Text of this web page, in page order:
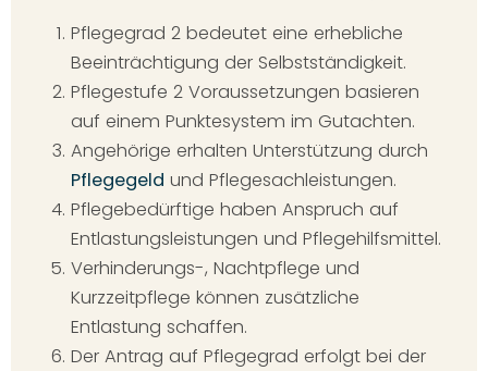
Pflegegrad 2 bedeutet eine erhebliche
Beeinträchtigung der Selbstständigkeit.
Pflegestufe 2 Voraussetzungen basieren
auf einem Punktesystem im Gutachten.
Angehörige erhalten Unterstützung durch
Pflegegeld und Pflegesachleistungen.
Pflegebedürftige haben Anspruch auf
Entlastungsleistungen und Pflegehilfsmittel.
Verhinderungs-, Nachtpflege und
Kurzzeitpflege können zusätzliche
Entlastung schaffen.
Der Antrag auf Pflegegrad erfolgt bei der